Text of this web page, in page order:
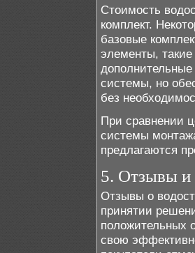
Стоимость
комплект.
базовые
элементы,
системы, но
без
При сравнении
системы
предлагаются
5. Отзывы и
Отзывы о
принятии
положительных
свою